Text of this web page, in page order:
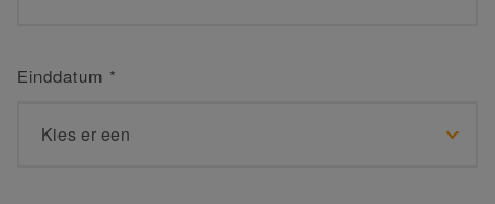
Einddatum *